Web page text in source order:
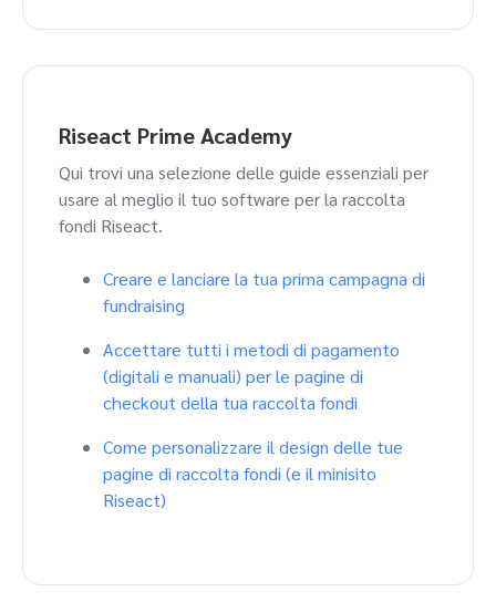
Riseact Prime Academy
Qui trovi una selezione delle guide essenziali per
usare al meglio il tuo software per la raccolta
fondi Riseact.
Creare e lanciare la tua prima campagna di
fundraising
Accettare tutti i metodi di pagamento
(digitali e manuali) per le pagine di
checkout della tua raccolta fondi
Come personalizzare il design delle tue
pagine di raccolta fondi (e il minisito
Riseact)